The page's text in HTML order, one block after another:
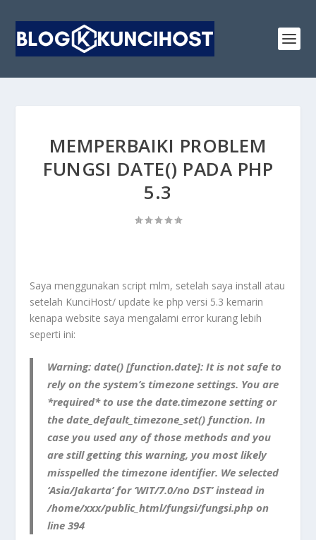
MEMPERBAIKI PROBLEM
FUNGSI DATE() PADA PHP
5.3
Saya menggunakan script mlm, setelah saya install atau
setelah KunciHost/ update ke php versi 5.3 kemarin
kenapa website saya mengalami error kurang lebih
seperti ini:
Warning: date() [function.date]: It is not safe to
rely on the system’s timezone settings. You are
*required* to use thedate.timezone setting or
the date_default_timezone_set() function. In
case you used any of those methods and you
are still getting this warning, you most likely
misspelled the timezone identifier. We selected
‘Asia/Jakarta’ for ‘WIT/7.0/no DST’ instead in
/home/xxx/public_html/fungsi/fungsi.php on
line394